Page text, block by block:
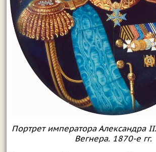
Портрет императора Александра
Вегнера. 1870-е гг.